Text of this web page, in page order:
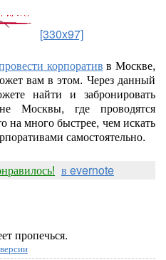
[330x97]
корпоратив в Москве,
вам в этом. Через данный
найти и забронировать
Москвы, где проводятся
на много быстрее, чем искать
самостоятельно.
в evernote
пропечься.